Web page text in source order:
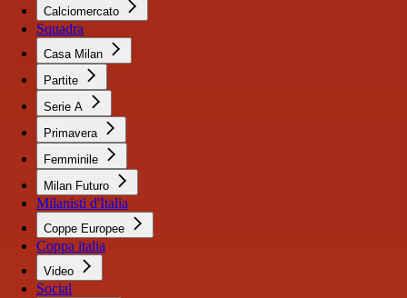
Calciomercato
Squadra
Casa Milan
Partite
Serie A
Primavera
Femminile
Milan Futuro
Milanisti d'Italia
Coppe Europee
Coppa italia
Video
Social